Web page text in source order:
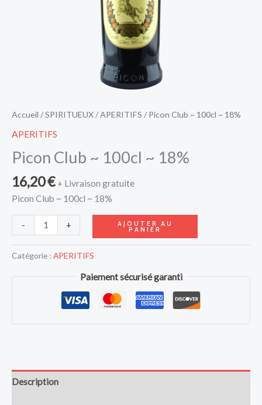
Accueil /SPIRITUEUX/APERITIFS / Picon Club ~ 100cl ~ 18%
APERITIFS
Picon Club ~ 100cl ~ 18%
16,20€ + Livraison gratuite
Picon Club ~ 100cl ~ 18%
- + AJOUTER AU
PANIER
Catégorie : APERITIFS
Paiement sécurisé garanti
Description